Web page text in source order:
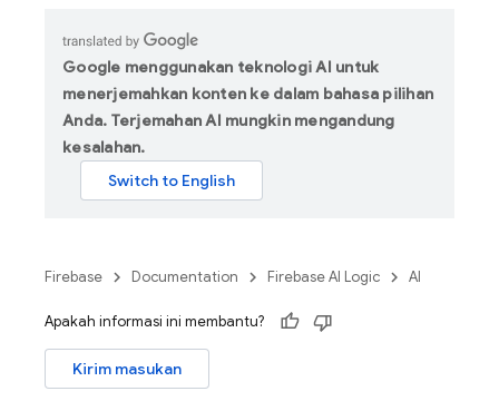
Google menggunakan teknologi AI untuk
menerjemahkan konten ke dalam bahasa pilihan
Anda. Terjemahan AI mungkin mengandung
kesalahan.
Firebase Documentation Firebase AI Logic AI
Apakah informasi ini membantu?
Kirim masukan